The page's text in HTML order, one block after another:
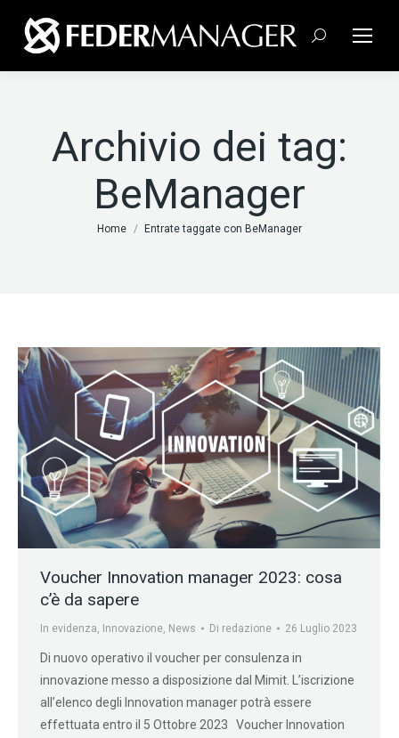
Cerca:
Archivio dei tag:
BeManager
Tu sei qui:
Home Entrate taggate con BeManager
Voucher Innovation manager 2023: cosa
c’è da sapere
In evidenza, Innovazione, News Di redazione 26 Luglio 2023
Di nuovo operativo il voucher per consulenza in
innovazione messo a disposizione dal Mimit. L’iscrizione
all’elenco degli Innovation manager potrà essere
effettuata entro il 5 Ottobre 2023 Voucher Innovation